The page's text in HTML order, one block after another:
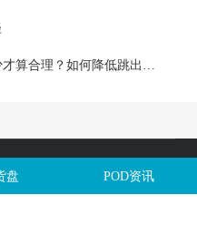
合理？如何降低跳出率？
闽ICP备2025106563号
盘 POD资讯